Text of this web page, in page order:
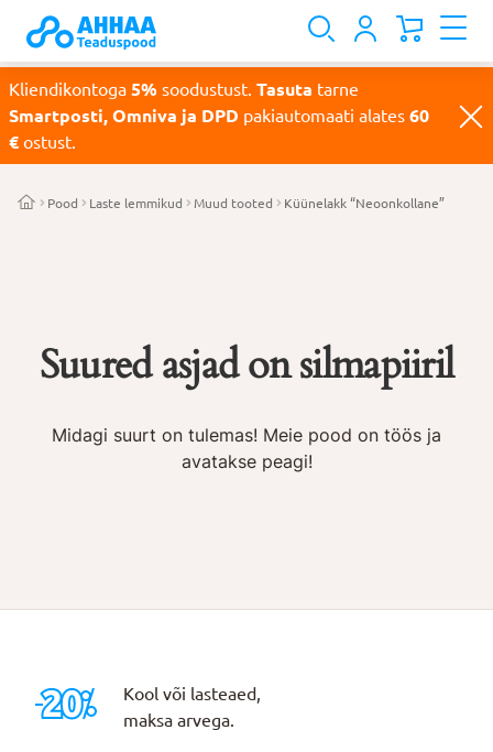
Kliendikontoga 5% soodustust. Tasuta tarne
Smartposti, Omniva ja DPD pakiautomaati alates 60
€ ostust.
Pood Laste lemmikud Muud tooted Küünelakk “Neoonkollane”
Suured asjad on silmapiiril
Midagi suurt on tulemas! Meie pood on töös ja
avatakse peagi!
Kool või lasteaed,
maksa arvega.